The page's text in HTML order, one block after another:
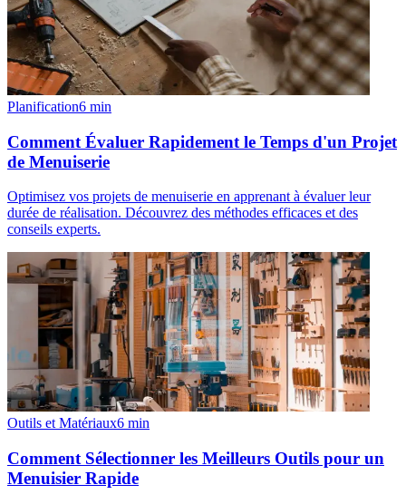
Planification6 min
Comment Évaluer Rapidement le Temps d'un Projet
de Menuiserie
Optimisez vos projets de menuiserie en apprenant à évaluer leur
durée de réalisation. Découvrez des méthodes efficaces et des
conseils experts.
Outils et Matériaux6 min
Comment Sélectionner les Meilleurs Outils pour un
Menuisier Rapide